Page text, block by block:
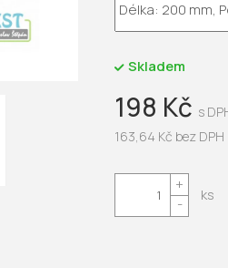
5
hvězdiček.
198 Kč
163,64 Kč bez DPH
cena:
Skladem